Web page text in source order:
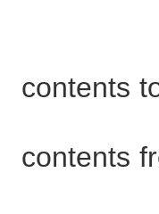
-
contents
-
contents
-